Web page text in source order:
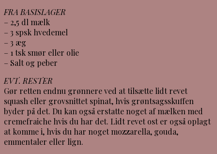
FRA BASISLAGER
– 2,5 dl mælk
– 3 spsk hvedemel
– 3 æg
– 1 tsk smør eller olie
– Salt og peber
EVT. RESTER
Gør retten endnu grønnere ved at tilsætte lidt revet
squash eller grovsnittet spinat, hvis grøntsagsskuffen
byder på det. Du kan også erstatte noget af mælken med
cremefraiche hvis du har det. Lidt revet ost er også oplagt
at komme i, hvis du har noget mozzarella, gouda,
emmentaler eller lign.